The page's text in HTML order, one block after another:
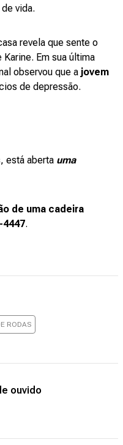
vida.
revela que sente o
Karine. Em sua última
observou que a jovem
de depressão.
está aberta uma
de uma cadeira
4447.
RODAS
ouvido